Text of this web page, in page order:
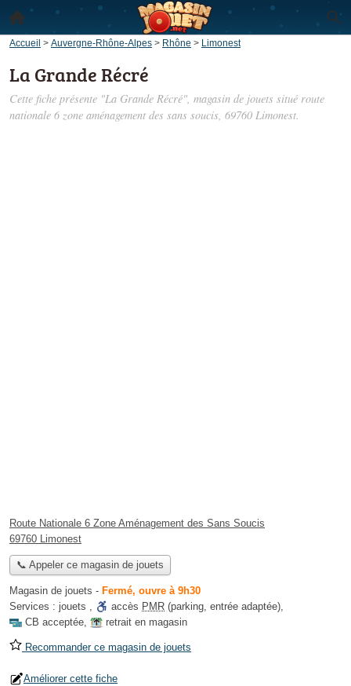
Accueil > Auvergne-Rhône-Alpes > Rhône > Limonest
La Grande Récré
Cette fiche présente "La Grande Récré", magasin de jouets situé route
nationale 6 zone aménagement des sans soucis, 69760 Limonest.
Route Nationale 6 Zone Aménagement des Sans Soucis
69760 Limonest
📞 Appeler ce magasin de jouets
Magasin de jouets - Fermé, ouvre à 9h30
Services : jouets , accès PMR (parking, entrée adaptée),
CB acceptée, retrait en magasin
Recommander ce magasin de jouets
Améliorer cette fiche